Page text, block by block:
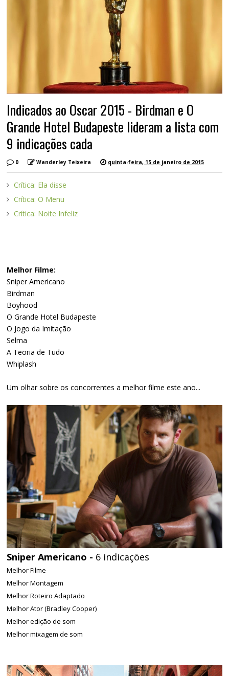
Indicados ao Oscar 2015 - Birdman e O
Grande Hotel Budapeste lideram a lista com
9 indicações cada
0 Wanderley Teixeira quinta-feira, 15 de janeiro de 2015
Crítica: Ela disse
Crítica: O Menu
Crítica: Noite Infeliz
Melhor Filme:
Sniper Americano
Birdman
Boyhood
O Grande Hotel Budapeste
O Jogo da Imitação
Selma
A Teoria de Tudo
Whiplash
Um olhar sobre os concorrentes a melhor filme este ano...
Sniper Americano - 6 indicações
Melhor Filme
Melhor Montagem
Melhor Roteiro Adaptado
Melhor Ator (Bradley Cooper)
Melhor edição de som
Melhor mixagem de som